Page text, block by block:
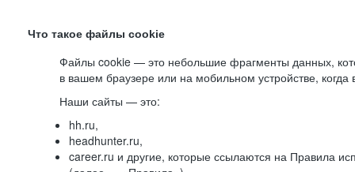
Что такое файлы cookie
Файлы cookie — это небольшие фрагменты данных,
в вашем браузере или на мобильном устройстве,
Наши сайты — это:
hh.ru,
headhunter.ru,
career.ru и другие, которые ссылаются на Правила